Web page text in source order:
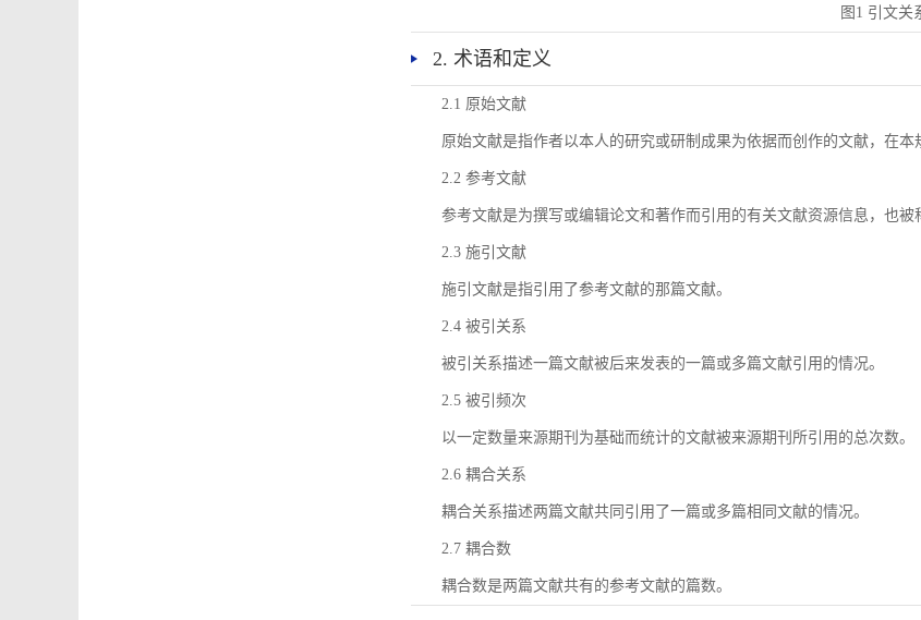
图1 引文关
2. 术语和定义
2.1 原始文献
原始文献是指作者以本人的研究或研制成果为依据而创作的文献，在本
2.2 参考文献
参考文献是为撰写或编辑论文和著作而引用的有关文献资源信息，也被
2.3 施引文献
施引文献是指引用了参考文献的那篇文献。
2.4 被引关系
被引关系描述一篇文献被后来发表的一篇或多篇文献引用的情况。
2.5 被引频次
以一定数量来源期刊为基础而统计的文献被来源期刊所引用的总次数。
2.6 耦合关系
耦合关系描述两篇文献共同引用了一篇或多篇相同文献的情况。
2.7 耦合数
耦合数是两篇文献共有的参考文献的篇数。